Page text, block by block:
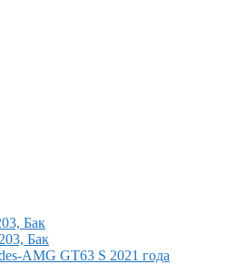
Бак
Бак
AMG GT63 S 2021 года